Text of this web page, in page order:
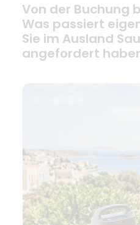
Von der Buchung
Was passiert
Sie im Ausland
angefordert